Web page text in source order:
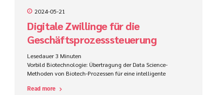
2024-05-21
Digitale Zwillinge für die
Geschäftsprozesssteuerung
Lesedauer 3 Minuten
Vorbild Biotechnologie: Übertragung der Data Science-
Methoden von Biotech-Prozessen für eine intelligente
konventionellem Prozessmanagement und Methoden der
Read more